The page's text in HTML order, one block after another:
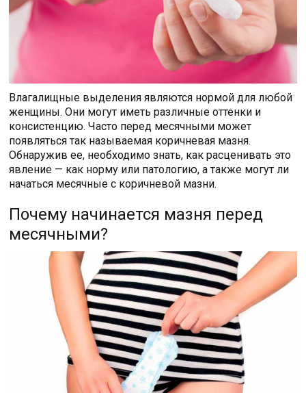
Влагалищные выделения являются нормой для любой
женщины. Они могут иметь различные оттенки и
консистенцию. Часто перед месячными может
появляться так называемая коричневая мазня.
Обнаружив ее, необходимо знать, как расценивать это
явление — как норму или патологию, а также могут ли
начаться месячные с коричневой мазни.
Почему начинается мазня перед
месячными?